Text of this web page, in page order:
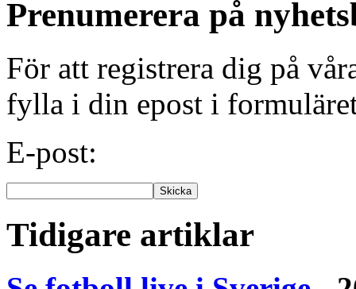
Prenumerera på
För att registrera dig på
fylla i din epost i
E-post:
Tidigare artiklar